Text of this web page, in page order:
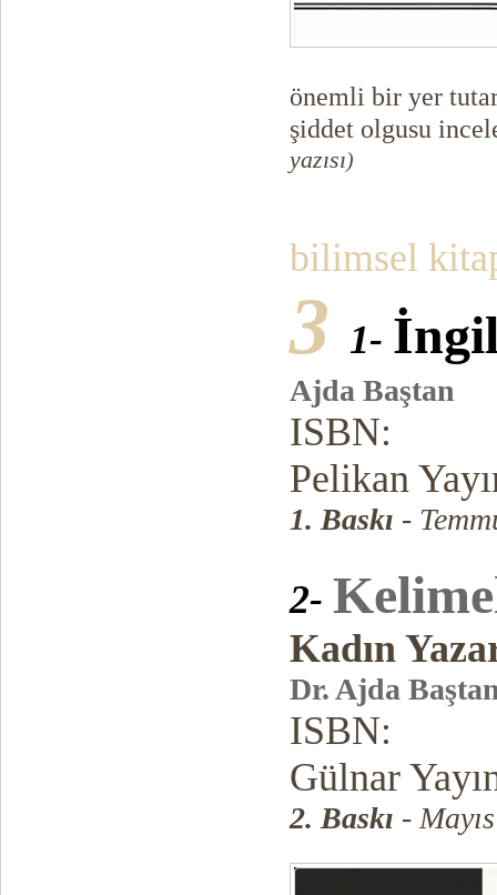
önemli bir yer
şiddet olgusu
yazısı)
bilimsel
3 1-
Ajda Baştan
ISBN:
Pelikan
1. Baskı -
2-
Kadın
Dr. Ajda
ISBN:
Gülnar
2. Baskı -